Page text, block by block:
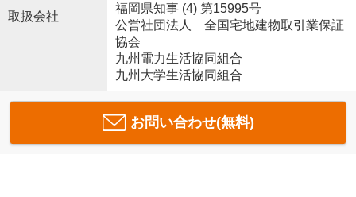
取扱会社
福岡県知事 (4) 第15995号
公営社団法人 全国宅地建物取引業保証
協会
九州電力生活協同組合
九州大学生活協同組合
お問い合わせ(無料)